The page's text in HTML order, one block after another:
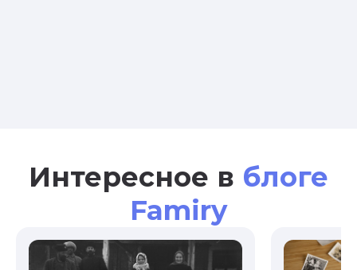
Интересное в блоге
Famiry